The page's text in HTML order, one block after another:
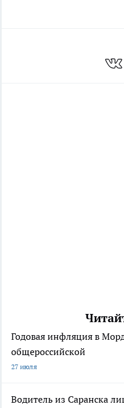
Годовая инфляция в
общероссийской
27 июля
Водитель из Саранска